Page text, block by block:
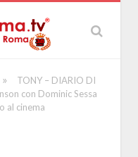
»
TONY – DIARIO DI
con Dominic Sessa
al cinema